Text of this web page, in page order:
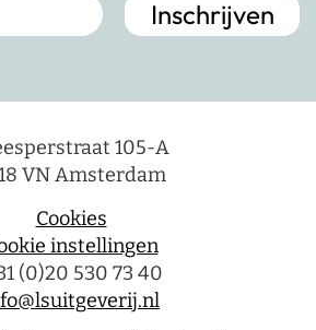
105-A
VN Amsterdam
Cookies
instellingen
(0)20 530 73 40